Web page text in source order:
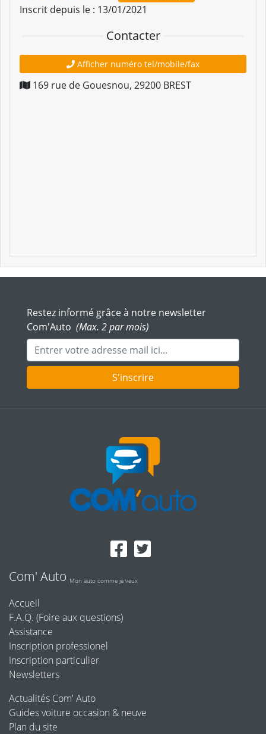
Inscrit depuis le : 13/01/2021
Contacter
Afficher numéro tel/mobile/fax
169 rue de Gouesnou, 29200 BREST
Restez informé grâce à notre newsletter
Com'Auto (Max. 2 par mois)
Adresse mail
S'inscrire
Com' Auto Mon auto comme je veux
Accueil
F.A.Q. (Foire aux questions)
Assistance
Inscription professionel
Inscription particulier
Newsletters
Actualités Com' Auto
Guides voiture occasion & neuve
Plan du site